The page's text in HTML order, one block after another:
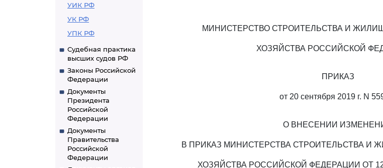
УИК РФ
УК РФ
УПК РФ
Судебная практика
высших судов РФ
Законы Российской
Федерации
Документы
Президента
Российской
Федерации
Документы
Правительства
Российской
Федерации
МИНИСТЕРСТВО СТРОИТЕЛЬСТВА И
ХОЗЯЙСТВА РОССИЙСКОЙ
ПРИКАЗ
от 20 сентября 2019 г. N
О ВНЕСЕНИИ
В ПРИКАЗ МИНИСТЕРСТВА СТРОИТЕЛЬСТВА И
ХОЗЯЙСТВА РОССИЙСКОЙ ФЕДЕРАЦИИ ОТ 12